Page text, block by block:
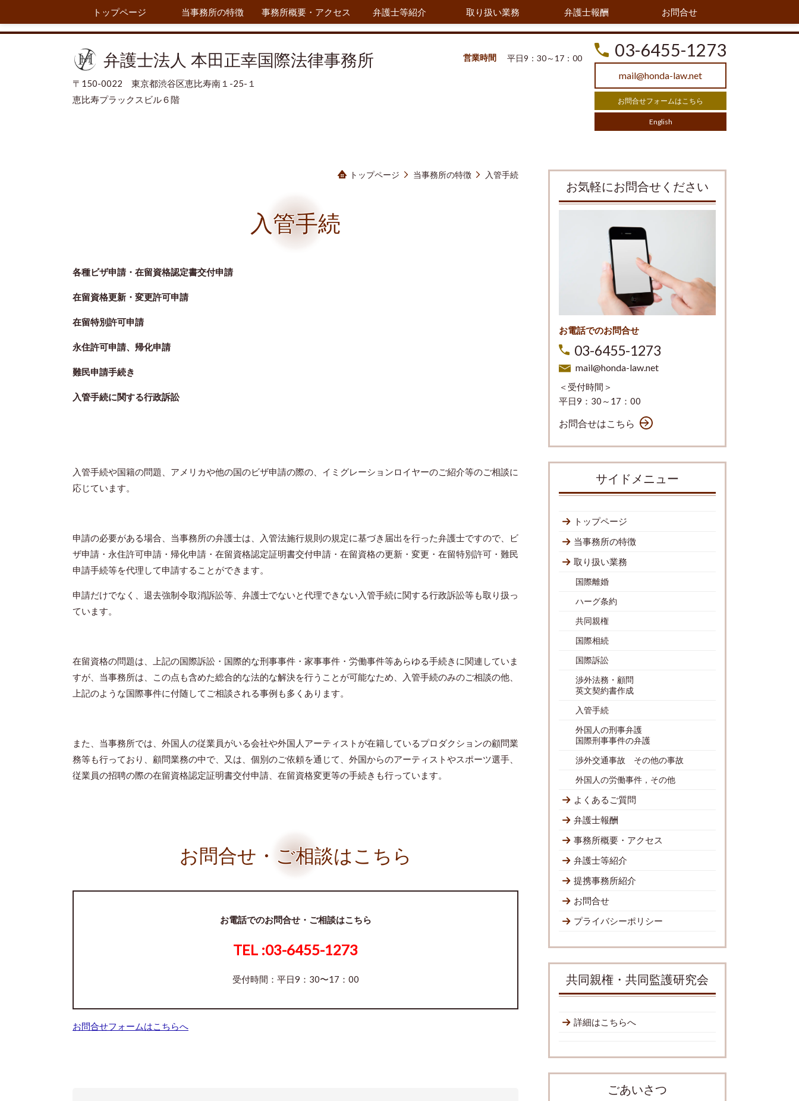
トップページ 当事務所の特徴 事務所概要・アクセス 弁護士等紹介 取り扱い業務 弁護士報酬 お問合せ
弁護士法人 本田正幸国際法律事務所
〒150-0022 東京都渋谷区恵比寿南１-25-１
恵比寿プラックスビル６階
営業時間 平日9：30～17：00 03-6455-1273
mail@honda-law.net
お問合せフォームはこちら
English
トップページ 当事務所の特徴 入管手続
入管手続
各種ビザ申請・ 在留資格認定書交付申請
在留資格更新・変更許可申請
在留特別許可申請
永住許可申請、 帰化申請
難民申請手続き
入管手続に関する行政訴訟
入管手続や国籍の問題、アメリカや他の国のビザ申請の際の、 イミグレーションロイヤーのご紹介等のご相談に
応じています。
申請の必要がある場合、当事務所の弁護士は、入管法施行規則の規定に基づき届出を行った弁護士ですので、ビ
ザ申請・永住許可申請・帰化申請・在留資格認定証明書交付申請・在留資格の更新・変更・在留特別許可・難民
申請手続等を代理して申請することができます。
申請だけでなく、退去強制令取消訴訟等、弁護士でないと代理できない入管手続に関する行政訴訟等も取り扱っ
ています。
在留資格の問題は、上記の国際訴訟・国際的な刑事事件・家事事件・労働事件等あらゆる手続きに関連していま
すが、当事務所は、この点も含めた総合的な法的な解決を行うことが可能なため、入管手続のみのご相談の他、
上記のような国際事件に付随してご相談される事例も多くあります。
また、当事務所では、外国人の従業員がいる会社や外国人アーティストが在籍しているプロダクションの顧問業
務等も行っており、顧問業務の中で、又は、個別のご依頼を通じて、外国からのアーティストやスポーツ選手、
従業員の招聘の際の在留資格認定証明書交付申請、在留資格変更等の手続きも行っています。
お問合せ・ご相談はこちら
お電話でのお問合せ・ご相談はこちら
TEL :03-6455-1273
受付時間：平日9：30〜17：00
お問合せフォームはこちらへ
お気軽にお問合せください
お電話でのお問合せ
03-6455-1273
mail@honda-law.net
＜受付時間＞
平日9：30～17：00
お問合せはこちら
サイドメニュー
トップページ
当事務所の特徴
取り扱い業務
国際離婚
ハーグ条約
共同親権
国際相続
国際訴訟
渉外法務・顧問
英文契約書作成
入管手続
外国人の刑事弁護
国際刑事事件の弁護
渉外交通事故 その他の事故
外国人の労働事件，その他
よくあるご質問
弁護士報酬
事務所概要・アクセス
弁護士等紹介
提携事務所紹介
お問合せ
プライバシーポリシー
共同親権・共同監護研究会
詳細はこちらへ
ごあいさつ